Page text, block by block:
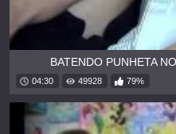
BATENDO PUNHETA
04:30 49928 79%